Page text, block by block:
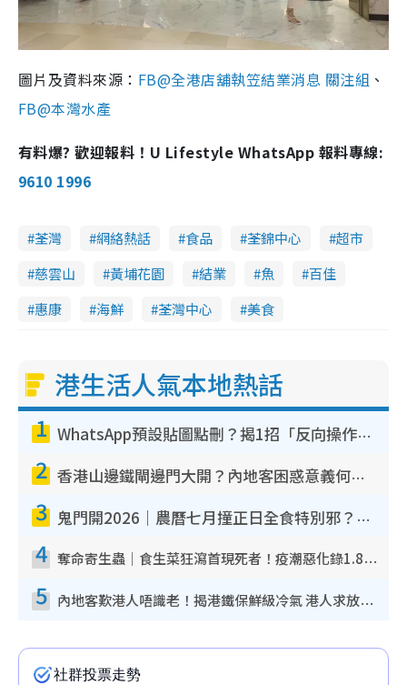
圖片及資料來源： FB@全港店舖執笠結業消息 關注組 、
FB@本灣水產
有料爆? 歡迎報料！U Lifestyle WhatsApp 報料專線:
9610 1996
荃灣 網絡熱話 食品 荃錦中心
超市
慈雲山
黃埔花園 結業 魚
百佳
惠康
海鮮 荃灣中心 美食
港生活人氣本地熱話
1 WhatsApp預設貼圖點刪？揭1招「反向操作」還原簡潔介面 附3步實測教學
2 香港山邊鐵閘邊門大開？內地客困惑意義何在！網民神回覆：呢種叫法理性防禦
3 鬼門開2026｜農曆七月撞正日全食特別邪？專家警告切忌做一事！揭4大禁忌+2招保平安
4 奪命寄生蟲｜食生菜狂瀉首現死者！疫潮惡化錄1.8萬宗病例 揭洗菜3大謬誤
5 內地客歎港人唔識老！揭港鐵保鮮級冷氣 港人求放過：咪投訴